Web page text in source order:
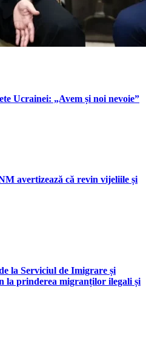
Ucrainei: „Avem și noi nevoie”
avertizează că revin vijeliile și
la Serviciul de Imigrare și
la prinderea migranților ilegali și